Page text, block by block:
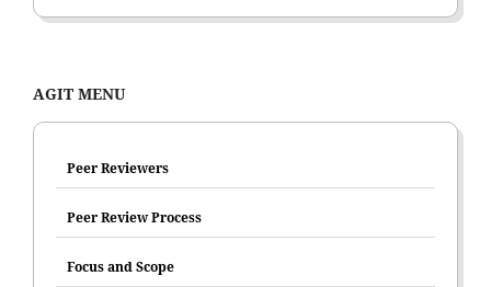
AGIT MENU
Peer Reviewers
Peer Review Process
Focus and Scope